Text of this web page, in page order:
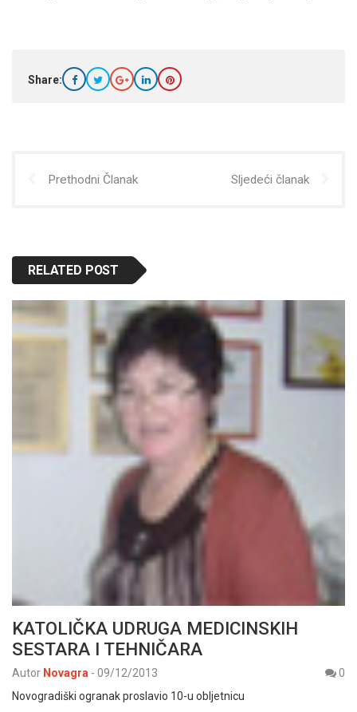
Share:
Prethodni Članak Sljedeći članak
RELATED POST
KATOLIČKA UDRUGA MEDICINSKIH
SESTARA I TEHNIČARA
Autor Novagra - 09/12/2013
0
Novogradiški ogranak proslavio 10-u obljetnicu